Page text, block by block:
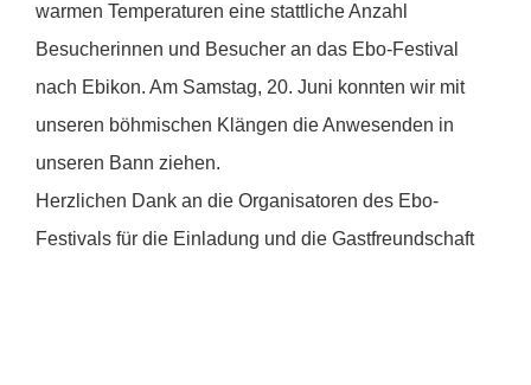
warmen Temperaturen eine stattliche Anzahl
Besucherinnen und Besucher an das Ebo-Festival
nach Ebikon. Am Samstag, 20. Juni konnten wir mit
unseren böhmischen Klängen die Anwesenden in
unseren Bann ziehen.
Herzlichen Dank an die Organisatoren des Ebo-
Festivals für die Einladung und die Gastfreundschaft